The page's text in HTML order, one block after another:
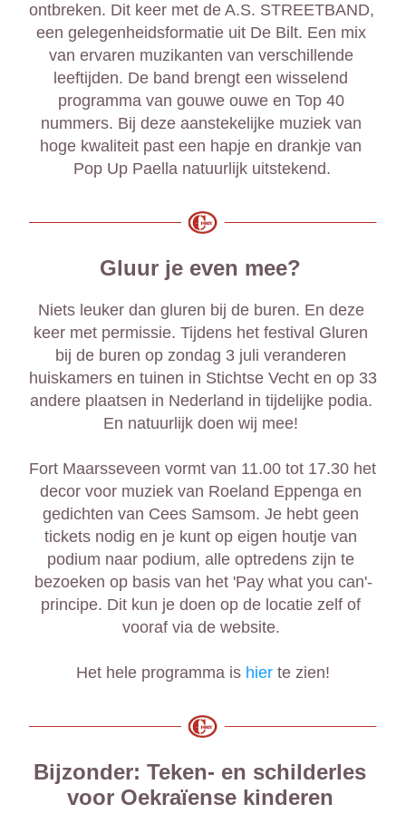
ontbreken. Dit keer met de A.S. STREETBAND,
een gelegenheidsformatie uit De Bilt. Een mix
van ervaren muzikanten van verschillende
leeftijden. De band brengt een wisselend
programma van gouwe ouwe en Top 40
nummers. Bij deze aanstekelijke muziek van
hoge kwaliteit past een hapje en drankje van
Pop Up Paella natuurlijk uitstekend.
Gluur je even mee?
Niets leuker dan gluren bij de buren. En deze
keer met permissie. Tijdens het festival Gluren
bij de buren op zondag 3 juli veranderen
huiskamers en tuinen in Stichtse Vecht en op 33
andere plaatsen in Nederland in tijdelijke podia.
En natuurlijk doen wij mee!
Fort Maarsseveen vormt van 11.00 tot 17.30 het
decor voor muziek van Roeland Eppenga en
gedichten van Cees Samsom. Je hebt geen
tickets nodig en je kunt op eigen houtje van
podium naar podium, alle optredens zijn te
bezoeken op basis van het 'Pay what you can'-
principe. Dit kun je doen op de locatie zelf of
vooraf via de website.
Het hele programma is hier te zien!
Bijzonder: Teken- en schilderles
voor Oekraïense kinderen